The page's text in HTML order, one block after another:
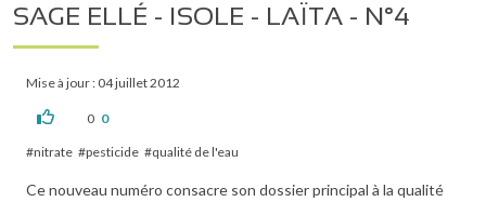
SAGE ELLÉ - ISOLE - LAÏTA - N°4
Mise à jour : 04 juillet 2012
0 0
nitrate pesticide qualité de l'eau
Ce nouveau numéro consacre son dossier principal à la qualité